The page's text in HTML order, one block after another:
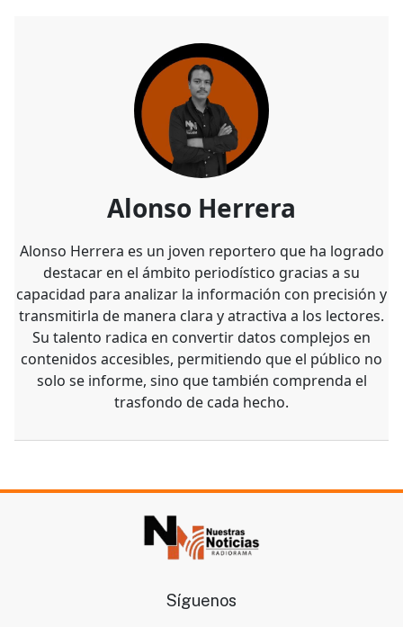
Alonso Herrera
Alonso Herrera es un joven reportero que ha logrado
destacar en el ámbito periodístico gracias a su
capacidad para analizar la información con precisión y
transmitirla de manera clara y atractiva a los lectores.
Su talento radica en convertir datos complejos en
contenidos accesibles, permitiendo que el público no
solo se informe, sino que también comprenda el
trasfondo de cada hecho.
Síguenos